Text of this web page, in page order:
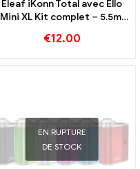
Eleaf iKonn Total avec Ello
Mini XL Kit complet – 5.5ml
Personnalisé
€12.00
EN RUPTURE
DE STOCK